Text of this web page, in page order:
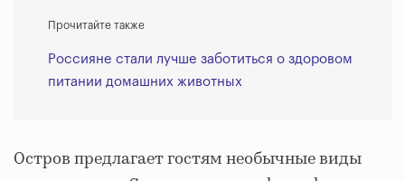
Прочитайте также
Россияне стали лучше заботиться о здоровом
питании домашних животных
Остров предлагает гостям необычные виды